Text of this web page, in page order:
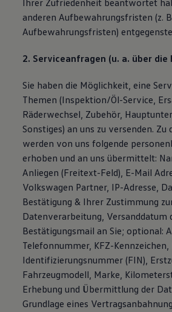
Ihrer Zufriedenheit beantwortet
anderen Aufbewahrungsfristen (z.
Aufbewahrungsfristen)
2. Serviceanfragen (u. a. über die
Sie haben die Möglichkeit, eine
Themen (Inspektion/Öl-Service,
Räderwechsel, Zubehör,
Sonstiges) an uns zu versenden. Zu
werden von uns folgende
erhoben und an uns übermittelt:
Anliegen (Freitext-Feld), E-Mail
Volkswagen Partner, IP-Adresse,
Bestätigung & Ihrer Zustimmung
Datenverarbeitung, Versanddatum
Bestätigungsmail an Sie; optional:
Telefonnummer, KFZ-Kennzeichen,
Identifizierungsnummer (FIN),
Fahrzeugmodell, Marke,
Erhebung und Übermittlung der
Grundlage eines